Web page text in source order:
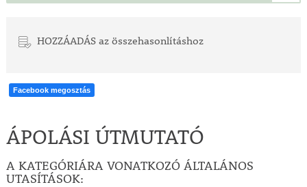
HOZZÁADÁS az összehasonlításhoz
Facebook megosztás
ÁPOLÁSI ÚTMUTATÓ
A KATEGÓRIÁRA VONATKOZÓ ÁLTALÁNOS
UTASÍTÁSOK: